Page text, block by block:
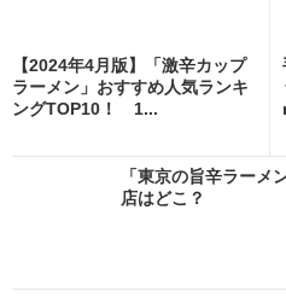
【2024年4月版】「激辛カップ
ラーメン」おすすめ人気ランキ
ングTOP10！ 1...
「東京の旨辛ラー
店はどこ？